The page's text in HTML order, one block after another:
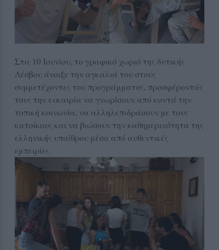
Στις 10 Ιουνίου, το γραφικό χωριό της δυτικής
Λέσβου άνοιξε την αγκαλιά του στους
συμμετέχοντες του προγράμματος, προσφέροντάς
τους την ευκαιρία να γνωρίσουν από κοντά την
τοπική κοινωνία, να αλληλεπιδράσουν με τους
κατοίκους και να βιώσουν την καθημερινότητα της
ελληνικής υπαίθρου μέσα από αυθεντικές
εμπειρίες.